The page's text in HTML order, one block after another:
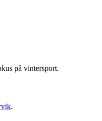
på vintersport.
.